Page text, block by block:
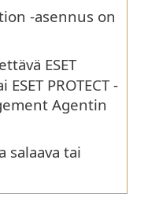
-asennus on
ESET
PROTECT -
Agentin
salaava tai